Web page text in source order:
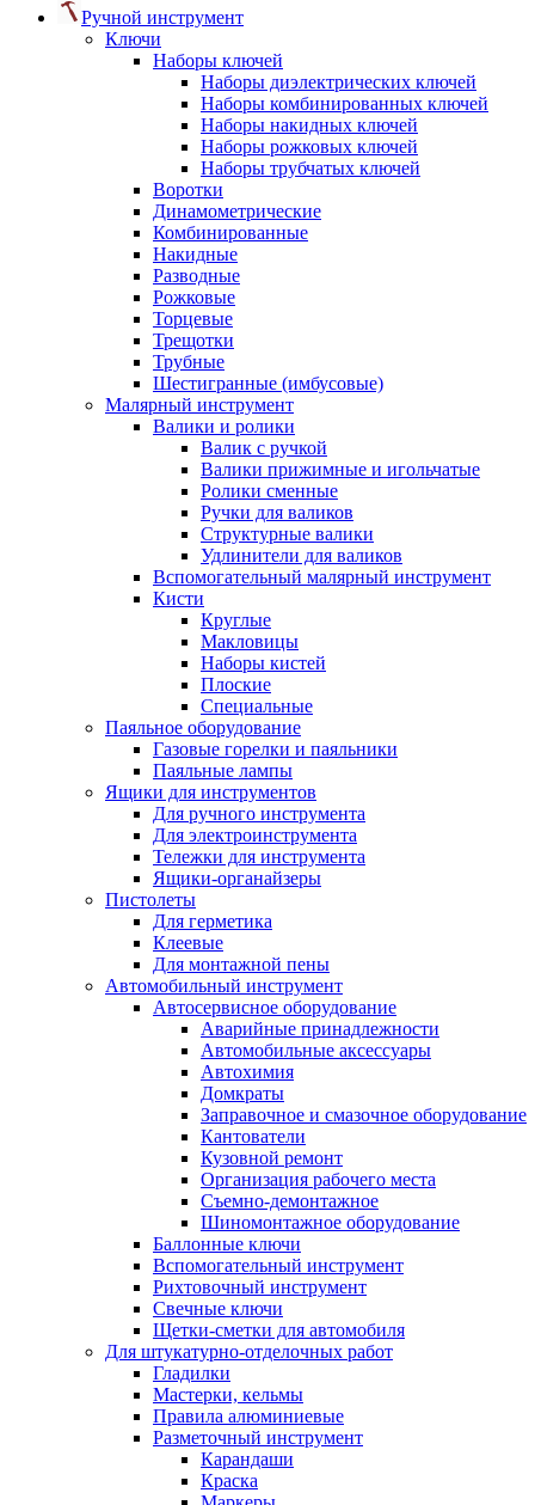
Ручной инструмент
Ключи
Наборы ключей
Наборы диэлектрических ключей
Наборы комбинированных ключей
Наборы накидных ключей
Наборы рожковых ключей
Наборы трубчатых ключей
Воротки
Динамометрические
Комбинированные
Накидные
Разводные
Рожковые
Торцевые
Трещотки
Трубные
Шестигранные (имбусовые)
Малярный инструмент
Валики и ролики
Валик с ручкой
Валики прижимные и игольчатые
Ролики сменные
Ручки для валиков
Структурные валики
Удлинители для валиков
Вспомогательный малярный инструмент
Кисти
Круглые
Макловицы
Наборы кистей
Плоские
Специальные
Паяльное оборудование
Газовые горелки и паяльники
Паяльные лампы
Ящики для инструментов
Для ручного инструмента
Для электроинструмента
Тележки для инструмента
Ящики-органайзеры
Пистолеты
Для герметика
Клеевые
Для монтажной пены
Автомобильный инструмент
Автосервисное оборудование
Аварийные принадлежности
Автомобильные аксессуары
Автохимия
Домкраты
Заправочное и смазочное оборудование
Кантователи
Кузовной ремонт
Организация рабочего места
Съемно-демонтажное
Шиномонтажное оборудование
Баллонные ключи
Вспомогательный инструмент
Рихтовочный инструмент
Свечные ключи
Щетки-сметки для автомобиля
Для штукатурно-отделочных работ
Гладилки
Мастерки, кельмы
Правила алюминиевые
Разметочный инструмент
Карандаши
Краска